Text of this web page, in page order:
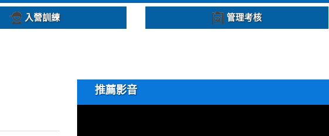
入營訓練 管理考核
推薦影音